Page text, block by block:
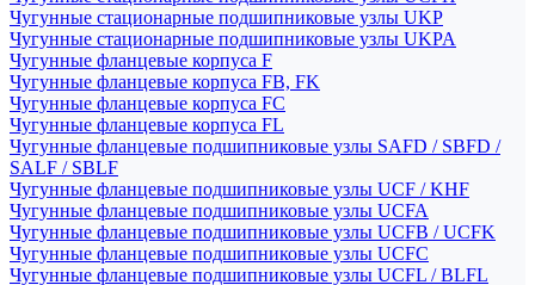
Чугунные стационарные подшипниковые узлы UKP
Чугунные стационарные подшипниковые узлы UKPA
Чугунные фланцевые корпуса F
Чугунные фланцевые корпуса FB, FK
Чугунные фланцевые корпуса FC
Чугунные фланцевые корпуса FL
Чугунные фланцевые подшипниковые узлы SAFD / SBFD /
SALF / SBLF
Чугунные фланцевые подшипниковые узлы UCF / KHF
Чугунные фланцевые подшипниковые узлы UCFA
Чугунные фланцевые подшипниковые узлы UCFB / UCFK
Чугунные фланцевые подшипниковые узлы UCFC
Чугунные фланцевые подшипниковые узлы UCFL / BLFL